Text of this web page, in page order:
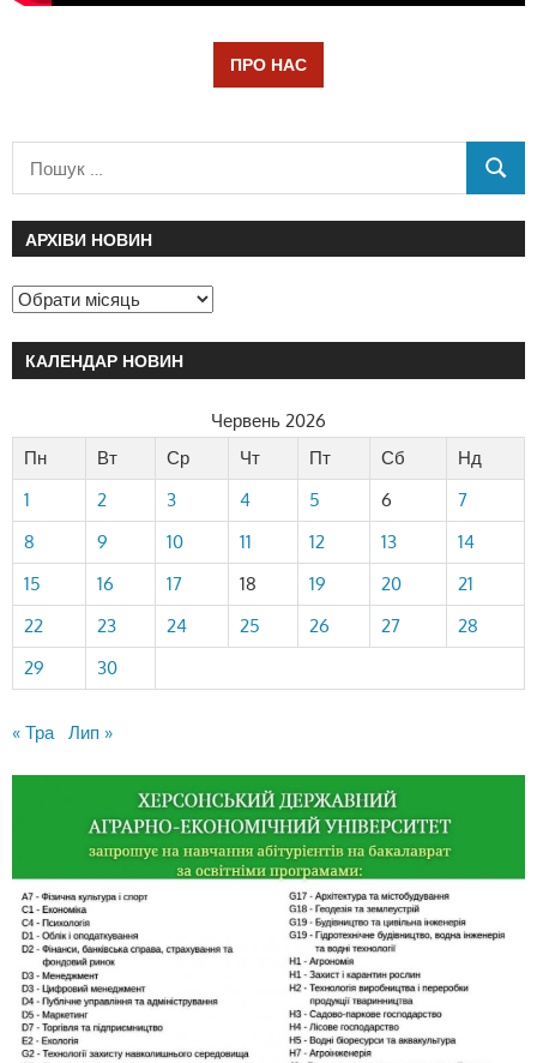
ПРО НАС
АРХІВИ НОВИН
КАЛЕНДАР НОВИН
Червень 2026
Пн
Вт Ср Чт Пт Сб
Нд
1
2 3 4 5 6
7
8
9 10 11 12 13
14
15
16 17 18 19 20
21
22
23 24 25 26 27
28
29
30
« Тра Лип »